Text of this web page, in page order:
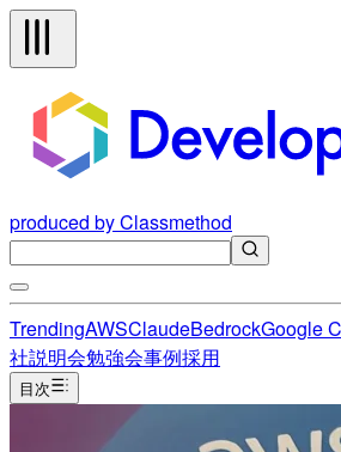
produced by Classmethod
TrendingAWSClaudeBedrockGoogle
社説明会勉強会事例採用
目次